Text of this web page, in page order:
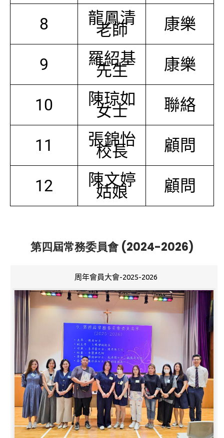
8 龍鳳清
老師 康樂
9 羅紹基
先生 康樂
10 陳琼如
女士 聯絡
11 張錦怡
校長 顧問
12 陳文婷
姑娘 顧問
第四屆常務委員會 (2024-2026)
周年會員大會-2025-2026